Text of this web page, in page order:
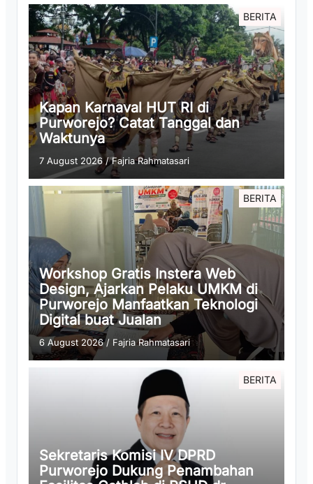
BERITA
Kapan Karnaval HUT RI di
Purworejo? Catat Tanggal dan
Waktunya
7 August 2026 /Fajria Rahmatasari
BERITA
Workshop Gratis Instera Web
Design, Ajarkan Pelaku UMKM di
Purworejo Manfaatkan Teknologi
Digital buat Jualan
6 August 2026/ Fajria Rahmatasari
BERITA
Sekretaris Komisi IV DPRD
Purworejo Dukung Penambahan